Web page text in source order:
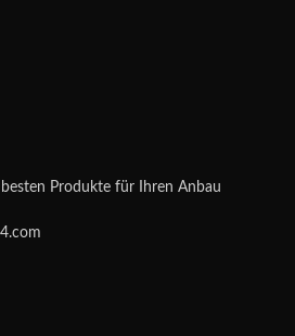
Produkte für Ihren Anbau